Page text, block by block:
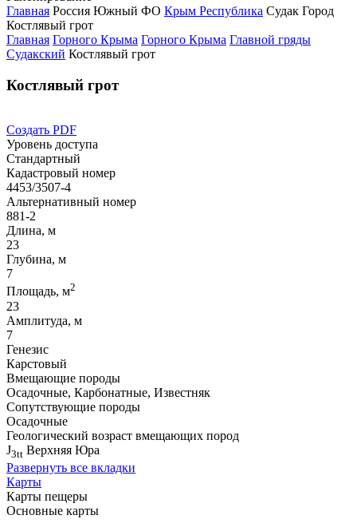
Главная Россия Южный ФО Крым Республика Судак Город
Костлявый грот
Главная Горного Крыма Горного Крыма Главной гряды
Судакский Костлявый грот
Костлявый грот
Создать PDF
Уровень доступа
Стандартный
Кадастровый номер
4453/3507-4
Альтернативный номер
881-2
Длина, м
23
Глубина, м
7
Площадь, м2
23
Амплитуда, м
7
Генезис
Карстовый
Вмещающие породы
Осадочные, Карбонатные, Известняк
Сопутствующие породы
Осадочные
Геологический возраст вмещающих пород
J3tt Верхняя Юра
Развернуть все вкладки
Карты
Карты пещеры
Основные карты